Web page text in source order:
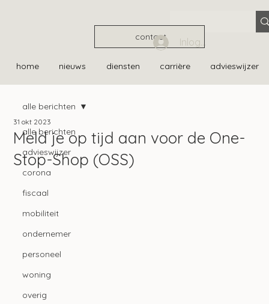
contact
home nieuws diensten carrière advieswijzer
Inloggen
alle berichten
advieswijzer
corona
fiscaal
mobiliteit
ondernemer
personeel
woning
overig
alle berichten
Meld je op tijd aan voor de One-
Stop-Shop (OSS)
31 okt 2023